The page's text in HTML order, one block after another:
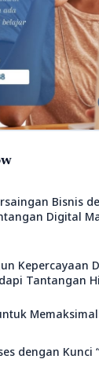
Bisnis
Digital
Kepercayaan
Tantangan
dengan Kunci